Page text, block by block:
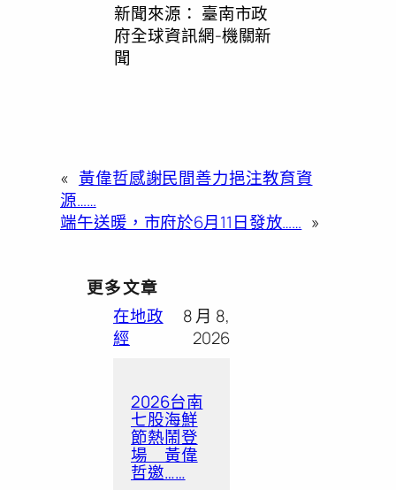
新聞來源： 臺南市政
府全球資訊網-機關新
聞
« 黃偉哲感謝民間善力挹注教育資
源……
端午送暖，市府於6月11日發放…… »
更多文章
在地政
經
8 月 8,
2026
2026台南
七股海鮮
節熱鬧登
場 黃偉
哲邀……